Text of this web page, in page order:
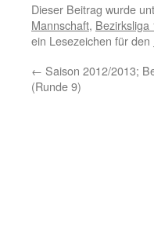
Dieser Beitrag wurde
Mannschaft, Bezirksliga
ein Lesezeichen für den
← Saison 2012/2013;
(Runde 9)